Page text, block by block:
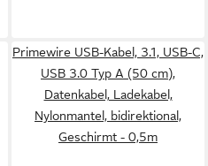
Primewire USB-Kabel, 3.1, USB-C,
USB 3.0 Typ A (50 cm),
Datenkabel, Ladekabel,
Nylonmantel, bidirektional,
Geschirmt - 0,5m